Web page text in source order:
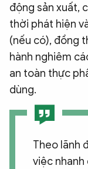
động sản xuất,
thời phát hiện
(nếu có), đồng
hành nghiêm
an toàn thực
dùng.
Theo lãnh
việc nhanh